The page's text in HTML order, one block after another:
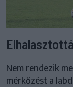
Nem rendezik
mérkőzést a